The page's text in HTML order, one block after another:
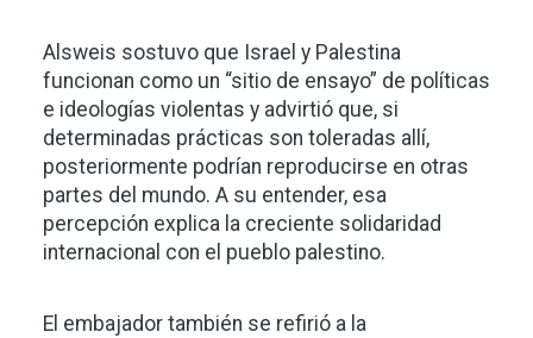
Alsweis sostuvo que Israel y Palestina
funcionan como un “sitio de ensayo” de políticas
e ideologías violentas y advirtió que, si
determinadas prácticas son toleradas allí,
posteriormente podrían reproducirse en otras
partes del mundo. A su entender, esa
percepción explica la creciente solidaridad
internacional con el pueblo palestino.
El embajador también se refirió a la